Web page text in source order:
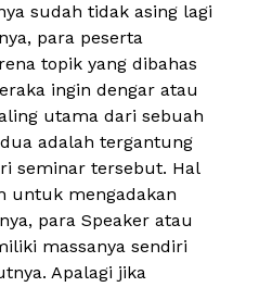
sudah tidak asing lagi
para peserta
topik yang dibahas
ingin dengar atau
utama dari sebuah
adalah tergantung
seminar tersebut. Hal
untuk mengadakan
para Speaker atau
massanya sendiri
Apalagi jika